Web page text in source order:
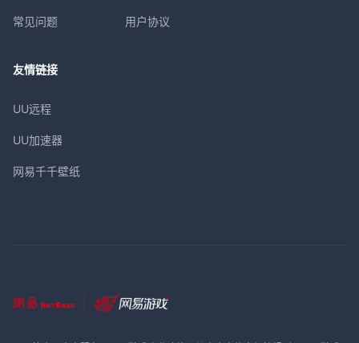
常见问题 用户协议
友情链接
UU远程
UU加速器
网易千千壁纸